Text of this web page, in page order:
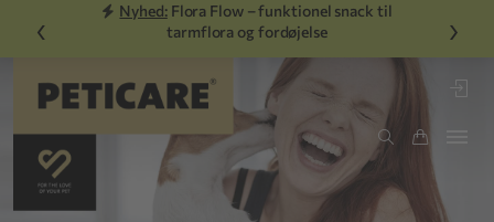
‹
Nyhed:Flora Flow – funktionel snack til
tarmflora og fordøjelse
›